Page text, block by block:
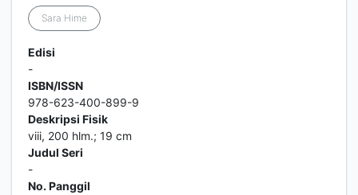
Sara Hime
Edisi
-
ISBN/ISSN
978-623-400-899-9
Deskripsi Fisik
viii, 200 hlm.; 19 cm
Judul Seri
-
No. Panggil